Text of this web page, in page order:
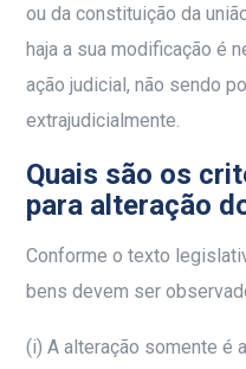
ou da constituição da
haja a sua modificação é
ação judicial, não sendo
extrajudicialmente.
Quais são os
para alteração
Conforme o texto
bens devem ser
(i) A alteração somente é